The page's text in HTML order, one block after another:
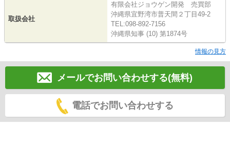
取扱会社
有限会社ジョウゲン開発 売買部
沖縄県宜野湾市普天間２丁目49-2
TEL:098-892-7156
沖縄県知事 (10) 第1874号
情報の見方
メールでお問い合わせする(無料)
電話でお問い合わせする